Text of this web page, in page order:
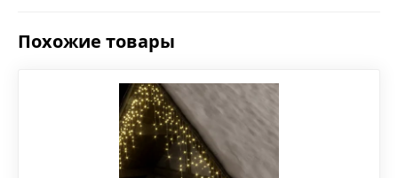
Похожие товары